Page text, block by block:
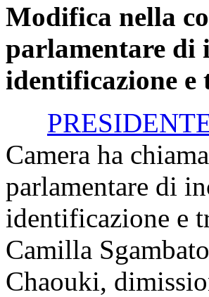
Modifica nella
parlamentare di
identificazione
Camera ha
parlamentare di
identificazione e
Camilla
Chaouki,